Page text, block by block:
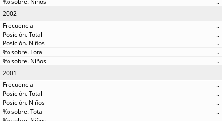
..
2002
..
..
..
..
..
2001
..
..
..
..